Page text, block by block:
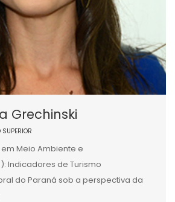
Grechinski
Meio Ambiente e
Indicadores de Turismo
do Paraná sob a perspectiva da